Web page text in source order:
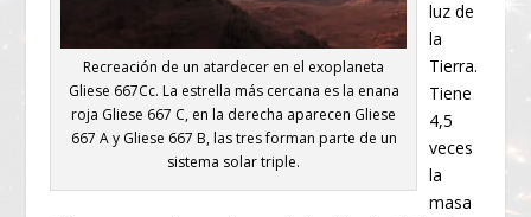
Recreación de un atardecer en el exoplaneta
Gliese 667Cc. La estrella más cercana es la enana
roja Gliese 667 C, en la derecha aparecen Gliese
667 A y Gliese 667 B, las tres forman parte de un
sistema solar triple.
luz de
la
Tierra.
Tiene
4,5
veces
la
masa